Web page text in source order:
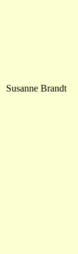
Susanne Brandt